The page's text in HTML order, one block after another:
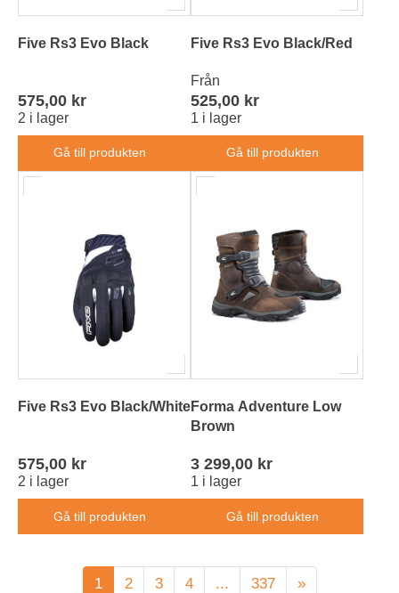
Five Rs3 Evo Black
575,00 kr
2 i lager
Gå till produkten
Five Rs3 Evo Black/Red
Från
525,00 kr
1 i lager
Gå till produkten
Five Rs3 Evo Black/White
575,00 kr
2 i lager
Gå till produkten
Forma Adventure Low
Brown
3 299,00 kr
1 i lager
Gå till produkten
1 2 3 4 ... 337 »